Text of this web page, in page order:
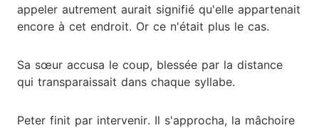
appeler autrement aurait signifié qu'elle appartenait
encore à cet endroit. Or ce n'était plus le cas.
Sa sœur accusa le coup, blessée par la distance
qui transparaissait dans chaque syllabe.
Peter finit par intervenir. Il s'approcha, la mâchoire